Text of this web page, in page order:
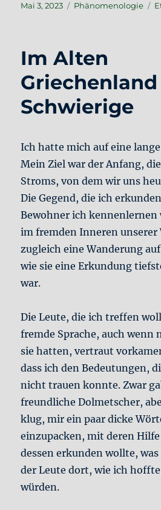
Veröffentlicht
Mai 3, 2023 Kategorien
Phänomenologie
Im Alten
Griechenland
Schwierige
Ich hatte mich auf eine lange
Mein Ziel war der Anfang,
Stroms, von dem wir uns
Die Gegend, die ich
Bewohner ich kennenlernen
im fremden Inneren unserer
zugleich eine Wanderung
wie sie eine Erkundung
war.
Die Leute, die ich treffen
fremde Sprache, auch wenn
sie hatten, vertraut
dass ich den Bedeutungen,
nicht trauen konnte. Zwar
freundliche Dolmetscher,
klug, mir ein paar dicke
einzupacken, mit deren
dessen erkunden wollte,
der Leute dort, wie ich
würden.